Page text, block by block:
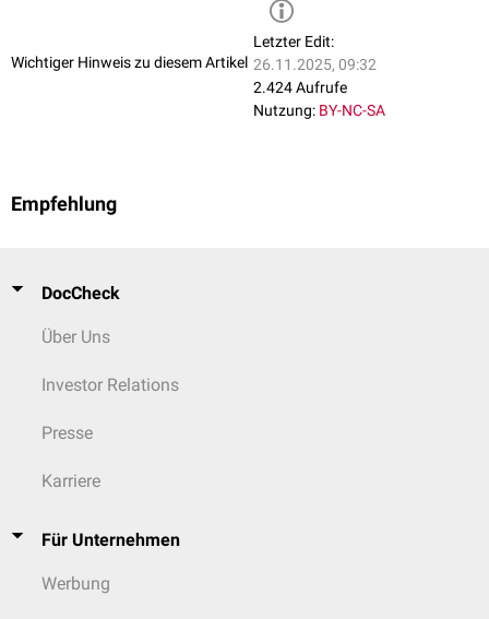
Wichtiger Hinweis zu diesem Artikel
Letzter Edit:
26.11.2025, 09:32
2.424 Aufrufe
Nutzung: BY-NC-SA
Empfehlung
DocCheck
Über Uns
Investor Relations
Presse
Karriere
Für Unternehmen
Werbung